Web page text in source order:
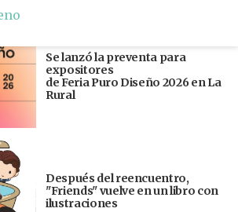
Se lanzó la preventa para
expositores
de Feria Puro Diseño 2026 en La
Rural
Después del reencuentro,
"Friends" vuelve en un libro con
ilustraciones